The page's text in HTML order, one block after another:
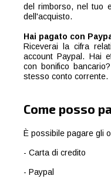
del rimborso, nel tuo
dell'acquisto.
Hai pagato con
Riceverai la cifra
account Paypal. Hai
con bonifico
stesso conto corrente.
Come posso
È possibile pagare gli
- Carta di credito
- Paypal